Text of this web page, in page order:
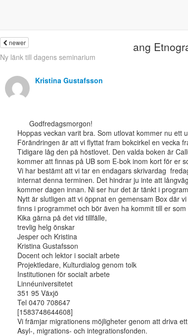
newer ang
Ny länk till dagens seminarium
Kristina Gustafsson
Hoppas veckan varit bra. Som utlovat kommer nu ett
Förändringen är att vi flyttat fram bokcirkel en vecka
Tidigare låg den på höstlovet. Den valda boken är
kommer att finnas på UB som E-bok inom kort för er
Vi har bestämt att vi tar en endagars skrivardag
internat denna terminen. Det hindrar ju inte att
kommer dagen innan. Ni ser hur det är tänkt i
Nytt är slutligen att vi öppnat en gemensam Box där
finns i programmet och bör även ha kommit till er
Kika gärna på det vid tillfälle,
trevlig helg önskar
Jesper och Kristina
Kristina Gustafsson
Docent och lektor i socialt arbete
Projektledare, Kulturdialog genom tolk
Institutionen för socialt arbete
Linnéuniversitetet
351 95 Växjö
Tel 0470 708647
[1583748644608]
Vi främjar migrationens möjligheter genom att driva
Asyl-, migrations- och integrationsfonden.